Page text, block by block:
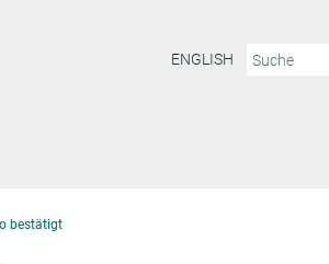
ENGLISH
bestätigt